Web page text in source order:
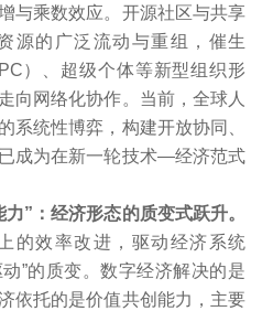
与乘数效应。开源社区与共享
源的广泛流动与重组，催生
）、超级个体等新型组织形
向网络化协作。当前，全球人
系统性博弈，构建开放协同、
成为在新一轮技术—经济范式
”：经济形态的质变式跃升。
的效率改进，驱动经济系统
动”的质变。数字经济解决的是
依托的是价值共创能力，主要